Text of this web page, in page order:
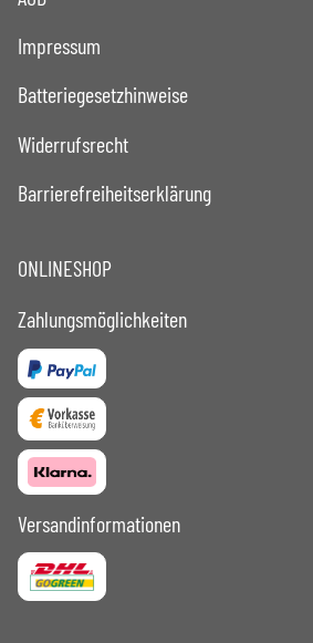
Impressum
Batteriegesetzhinweise
Widerrufsrecht
Barrierefreiheitserklärung
ONLINESHOP
Zahlungsmöglichkeiten
Versandinformationen